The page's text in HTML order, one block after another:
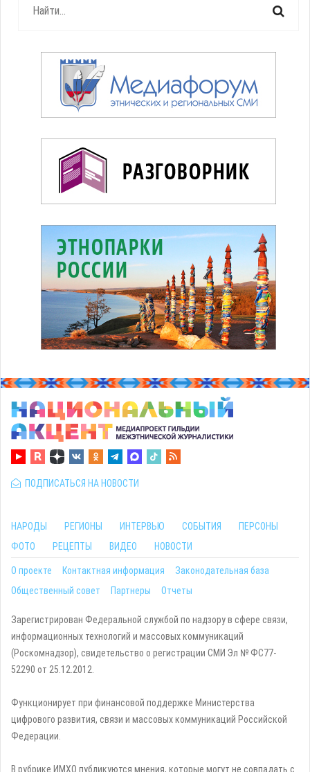
ПОДПИСАТЬСЯ НА НОВОСТИ
НАРОДЫ РЕГИОНЫ ИНТЕРВЬЮ СОБЫТИЯ
ПЕРСОНЫ
ФОТО
РЕЦЕПТЫ ВИДЕО НОВОСТИ
О проекте Контактная информация
Законодательная база
Общественный совет
Партнеры Отчеты
Зарегистрирован Федеральной службой по надзору в сфере связи,
информационных технологий и массовых коммуникаций
(Роскомнадзор), свидетельство о регистрации СМИ Эл № ФС77-
52290 от 25.12.2012.
Функционирует при финансовой поддержке Министерства
цифрового развития, связи и массовых коммуникаций Российской
Федерации.
В рубрике ИМХО публикуются мнения, которые могут не совпадать с